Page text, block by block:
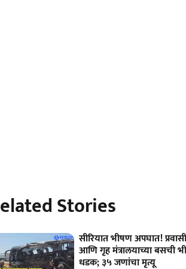
Stories
सीरियात भीषण अपघात!
आणि गृह मंत्रालयाच्या बसची
धडक; ३५ जणांचा मृत्यू